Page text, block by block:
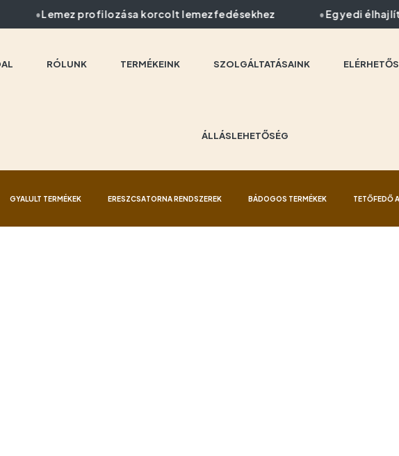
Lemez profilozása korcolt lemezfedésekhez Egyedi
RÓLUNK TERMÉKEINK SZOLGÁLTATÁSAINK
ÁLLÁSLEHETŐSÉG
GYALULT TERMÉKEK ERESZCSATORNA RENDSZEREK BÁDOGOS TERMÉKEK TETŐFEDŐ